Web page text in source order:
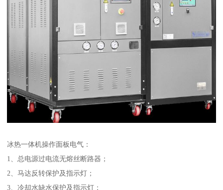
冰热一体机操作面板电气：
1、总电源过电流无熔丝断路器；
2、马达反转保护及指示灯；
3、冷却水缺水保护及指示灯；